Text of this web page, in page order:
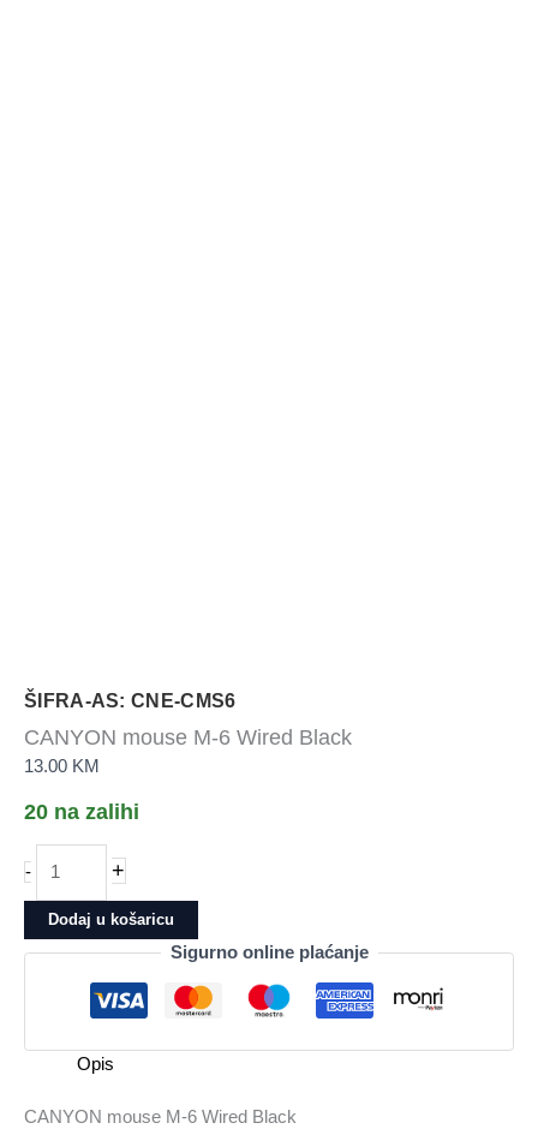
ŠIFRA-AS: CNE-CMS6
CANYON mouse M-6 Wired Black
13.00 KM
20 na zalihi
-
CANYON
mouse
M-
6
količina
+
Dodaj u košaricu
Sigurno online plaćanje
Opis
CANYON mouse M-6 Wired Black